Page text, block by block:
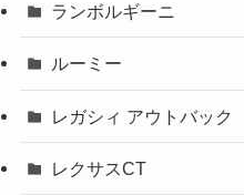
ランボルギーニ
ルーミー
レガシィ アウトバック
レクサスCT